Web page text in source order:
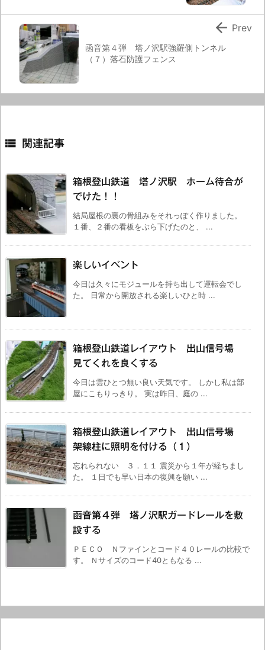
函音第４弾 塔ノ沢駅強羅側トンネル
（７）落石防護フェンス
 Prev
 関連記事
箱根登山鉄道 塔ノ沢駅 ホーム待合が
でけた！！
結局屋根の裏の骨組みをそれっぽく作りました。
１番、２番の看板をぶら下げたのと、 ...
楽しいイベント
今日は久々にモジュールを持ち出して運転会でし
た。 日常から開放される楽しいひと時 ...
箱根登山鉄道レイアウト 出山信号場
見てくれを良くする
今日は雲ひとつ無い良い天気です。 しかし私は部
屋にこもりっきり。 実は昨日、庭の ...
箱根登山鉄道レイアウト 出山信号場
架線柱に照明を付ける（１）
忘れられない ３．１１ 震災から１年が経ちまし
た。 １日でも早い日本の復興を願い ...
函音第４弾 塔ノ沢駅ガードレールを敷
設する
ＰＥＣＯ Ｎファインとコード４０レールの比較で
す。 Ｎサイズのコード40ともなる ...